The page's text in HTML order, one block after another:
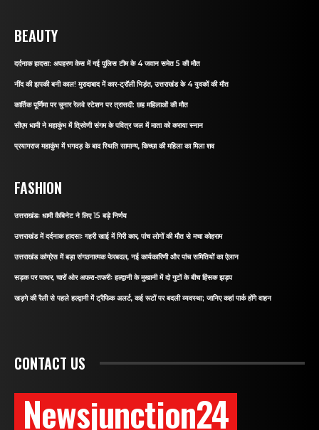
BEAUTY
दर्दनाक हादसा: अपहरण केस में गई पुलिस टीम के 4 जवान समेत 5 की मौत
नींद की झपकी बनी काल! मुरादाबाद में कार-ट्रॉली भिड़ंत, उत्तराखंड के 4 युवकों की मौत
कार्तिक पूर्णिमा पर चुनार रेलवे स्टेशन पर त्रासदी: छह महिलाओं की मौत
सीएम धामी ने महाकुंभ में त्रिवेणी संगम के पवित्र जल में माता को कराया स्नान
प्रयागराज महाकुंभ में भगदड़ के बाद स्थिति सामान्य, किच्छा की महिला का मिला शव
FASHION
उत्तराखंडः धामी कैबिनेट ने लिए 15 बड़े निर्णय
उत्तराखंड में दर्दनाक हादसाः गहरी खाई में गिरी कार, पांच लोगों की मौत से मचा कोहराम
उत्तराखंड कांग्रेस में बड़ा संगठनात्मक फेरबदल, नई कार्यकारिणी और पांच समितियों का ऐलान
सड़क पर पत्थर, चारों ओर अफरा-तफरीः हल्द्वानी के मुखानी में दो गुटों के बीच हिंसक झड़प
खड़गे की रैली से पहले हल्द्वानी में ट्रैफिक अलर्ट, कई रूटों पर बदली व्यवस्था; जानिए कहां पार्क होंगे वाहन
CONTACT US
Newsjunction24